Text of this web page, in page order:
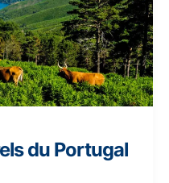
du Portugal